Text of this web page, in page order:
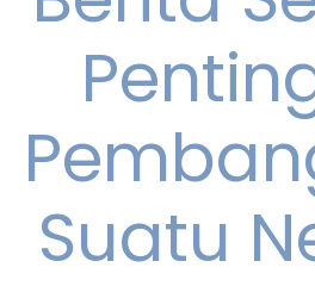
Suatu